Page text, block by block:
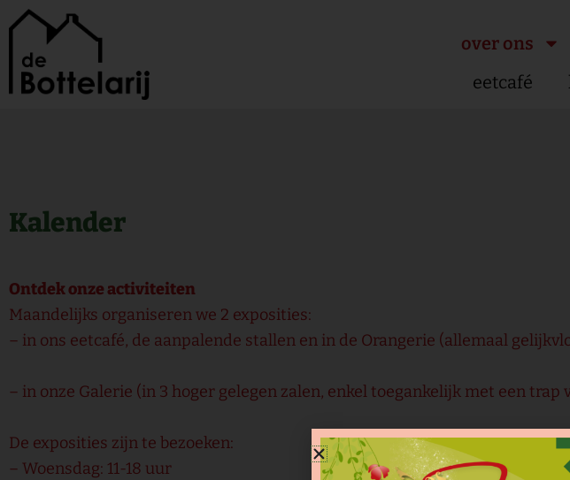
Ga
inhoud
over ons
eetcafé
Kalender
Ontdek onze activiteiten
Maandelijks organiseren we 2 exposities:
– in ons eetcafé, de aanpalende stallen en in de Orangerie (allemaal
– in onze Galerie (in 3 hoger gelegen zalen, enkel toegankelijk met een trap
De exposities zijn te bezoeken:
– Woensdag: 11-18 uur